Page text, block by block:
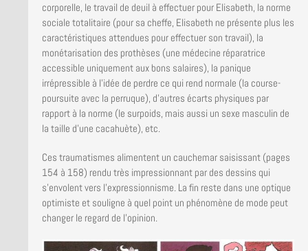
corporelle, le travail de deuil à effectuer pour Elisabeth, la norme
sociale totalitaire (pour sa cheffe, Elisabeth ne présente plus les
caractéristiques attendues pour effectuer son travail), la
monétarisation des prothèses (une médecine réparatrice
accessible uniquement aux bons salaires), la panique
irrépressible à l’idée de perdre ce qui rend normale (la course-
poursuite avec la perruque), d’autres écarts physiques par
rapport à la norme (le surpoids, mais aussi un sexe masculin de
la taille d’une cacahuète), etc.
Ces traumatismes alimentent un cauchemar saisissant (pages
154 à 158) rendu très impressionnant par des dessins qui
s’envolent vers l’expressionnisme. La fin reste dans une optique
optimiste et souligne à quel point un phénomène de mode peut
changer le regard de l’opinion.